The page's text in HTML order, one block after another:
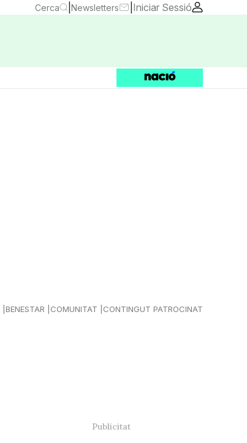
Cerca Newsletters Iniciar Sessió
BENESTAR COMUNITAT CONTINGUT PATROCINAT